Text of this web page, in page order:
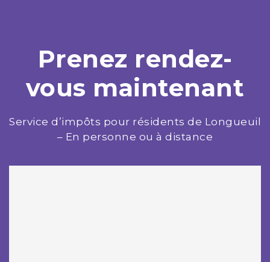
Prenez rendez-
vous maintenant
Service d’impôts pour résidents de Longueuil
– En personne ou à distance